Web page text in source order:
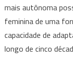
mais autônoma
feminina de uma
capacidade de
longo de cinco